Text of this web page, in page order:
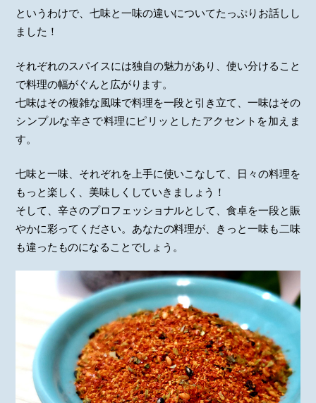
というわけで、七味と一味の違いについてたっぷりお話しし
ました！
それぞれのスパイスには独自の魅力があり、使い分けること
で料理の幅がぐんと広がります。
七味はその複雑な風味で料理を一段と引き立て、一味はその
シンプルな辛さで料理にピリッとしたアクセントを加えま
す。
七味と一味、それぞれを上手に使いこなして、日々の料理を
もっと楽しく、美味しくしていきましょう！
そして、辛さのプロフェッショナルとして、食卓を一段と賑
やかに彩ってください。あなたの料理が、きっと一味も二味
も違ったものになることでしょう。